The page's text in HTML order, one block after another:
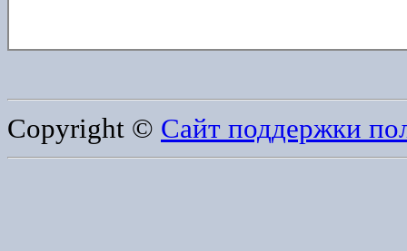
Copyright © Сайт поддержки